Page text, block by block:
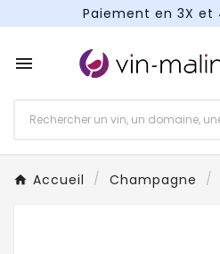
Paiement en 3X et
Paiement en 3X et

Accueil Champagne